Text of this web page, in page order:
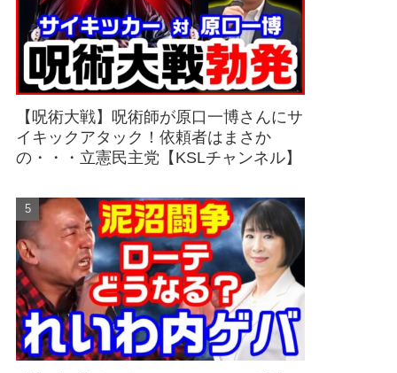
【呪術大戦】呪術師が原口一博さんにサ
イキックアタック！依頼者はまさか
の・・・立憲民主党【KSLチャンネル】